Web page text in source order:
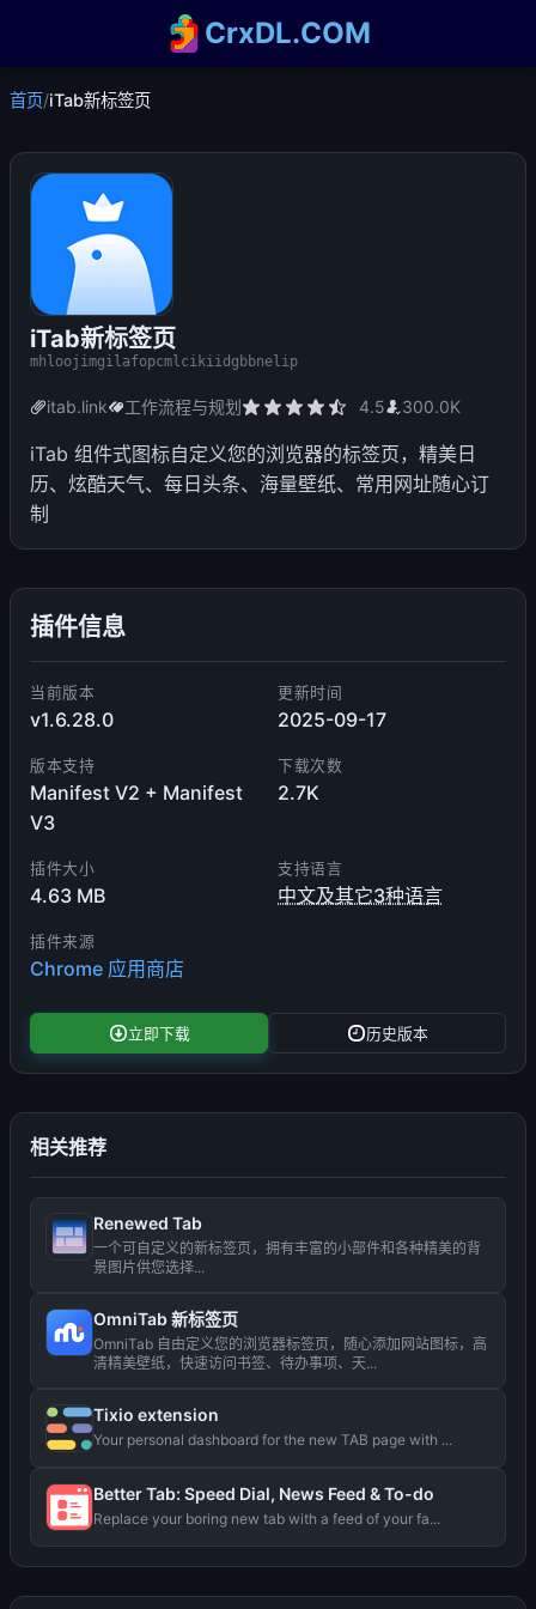
CrxDL.COM
首页/iTab新标签页
iTab新标签页
mhloojimgilafopcmlcikiidgbbnelip
itab.link 工作流程与规划 4.5 300.0K
iTab 组件式图标自定义您的浏览器的标签页，精美日
历、炫酷天气、每日头条、海量壁纸、常用网址随心订
制
插件信息
当前版本
v1.6.28.0
更新时间
2025-09-17
版本支持
Manifest V2 + Manifest
V3
下载次数
2.7K
插件大小
4.63 MB
支持语言
中文及其它3种语言
插件来源
Chrome 应用商店
立即下载 历史版本
相关推荐
Renewed Tab
一个可自定义的新标签页，拥有丰富的小部件和各种精美的背
景图片供您选择...
OmniTab 新标签页
OmniTab 自由定义您的浏览器标签页，随心添加网站图标，高
清精美壁纸，快速访问书签、待办事项、天...
Tixio extension
Your personal dashboard for the new TAB page with ...
Better Tab: Speed Dial, News Feed & To-do
Replace your boring new tab with a feed of your fa...